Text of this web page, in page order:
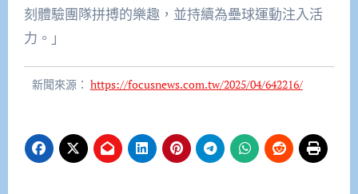
刻體驗團隊拼搏的樂趣，並持續為壘球運動注入活
力。」
新聞來源： https://focusnews.com.tw/2025/04/642216/